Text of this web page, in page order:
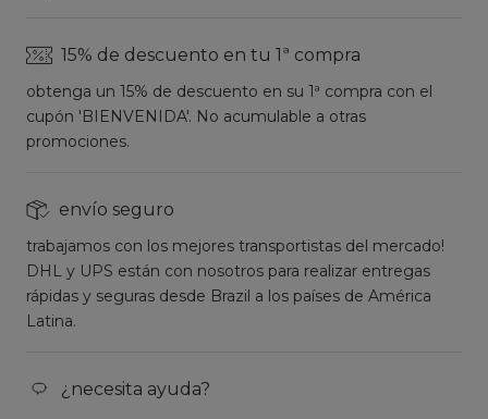
15% de descuento en tu 1ª compra
obtenga un 15% de descuento en su 1ª compra con el
cupón 'BIENVENIDA'. No acumulable a otras
promociones.
envío seguro
trabajamos con los mejores transportistas del mercado!
DHL y UPS están con nosotros para realizar entregas
rápidas y seguras desde Brazil a los países de América
Latina.
¿necesita ayuda?